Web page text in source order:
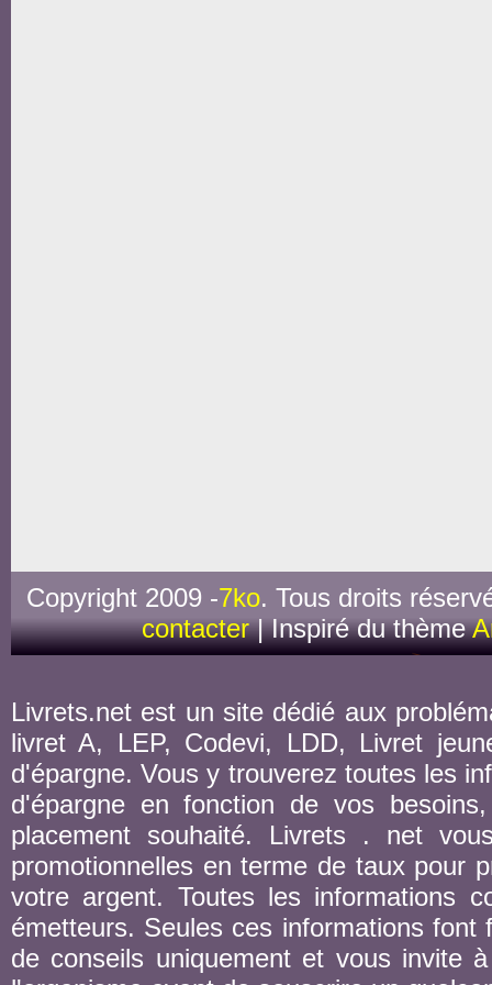
Copyright 2009 -7ko. Tous droits
contacter| Inspiré du thème
Livrets.net est un site dédié aux
livret A, LEP, Codevi, LDD, Livret
d'épargne. Vous y trouverez toutes les
d'épargne en fonction de vos
placement souhaité. Livrets . net
promotionnelles en terme de taux pour
votre argent. Toutes les informations
émetteurs. Seules ces informations
de conseils uniquement et vous invite